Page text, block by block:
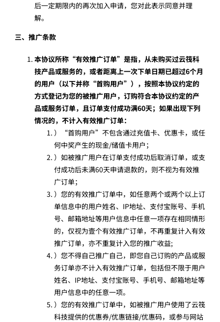
后一定期限内的再次加入申请，您对此表示同意并理
解。
三、推广条款
本协议所称“有效推广订单”是指，从未购买过云筏科
技产品或服务的，或者距离上一次下单日期已超过6个月
的用户（以下并称“首购用户”），按照本协议约定的
方式登记为您的被推广用户，订购符合本协议约定的产
品或服务订单，且订单支付成功满60天；如果出现下列
情况的，不计入有效推广订单：
）“首购用户”不包含通过充值卡、优惠卡，或任
何中奖产生的现金/储值卡用户；
）如被推广用户在订单支付成功后取消订单，或支
付成功后未满60天申请退款的，则不视为有效推
广订单；
）您的有效推广订单中，如任意两个或两个以上订
单信息中的用户姓名、IP地址、支付宝账号、手机
号、邮箱地址等用户信息中任意一项存在相同情形
的，仅视为壹个有效推广订单，不再重复计入有效
推广订单，亦不重复计入您的推广收益;
）您不得自己推广自己，即您自己订购的产品或服
务订单亦不计入有效推广订单，包括但不限于用户
姓名、IP地址、支付宝账号、手机号、邮箱地址等
用户信息中的任意一项。
）您的有效推广订单中，如被推广用户使用了云筏
科技提供的优惠券/优惠链接/优惠码，或参与网站